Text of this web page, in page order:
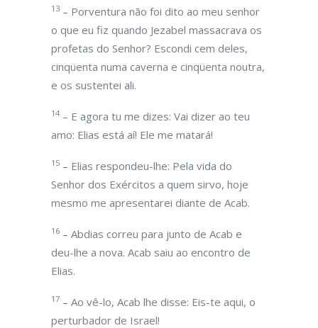
13 – Porventura não foi dito ao meu senhor
o que eu fiz quando Jezabel massacrava os
profetas do Senhor? Escondi cem deles,
cinqüenta numa caverna e cinqüenta noutra,
e os sustentei ali.
14 – E agora tu me dizes: Vai dizer ao teu
amo: Elias está aí! Ele me matará!
15 – Elias respondeu-lhe: Pela vida do
Senhor dos Exércitos a quem sirvo, hoje
mesmo me apresentarei diante de Acab.
16 – Abdias correu para junto de Acab e
deu-lhe a nova. Acab saiu ao encontro de
Elias.
17 – Ao vê-lo, Acab lhe disse: Eis-te aqui, o
perturbador de Israel!